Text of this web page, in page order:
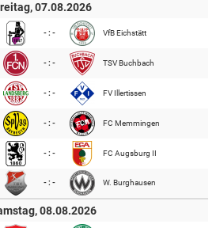
07.08.2026
- : - VfB Eichstätt
- : - TSV Buchbach
- : - FV Illertissen
- : - FC Memmingen
- : - FC Augsburg II
- : - W. Burghausen
08.08.2026